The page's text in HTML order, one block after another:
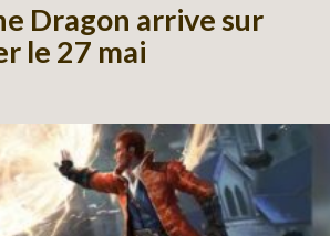
Dragon arrive sur
le 27 mai